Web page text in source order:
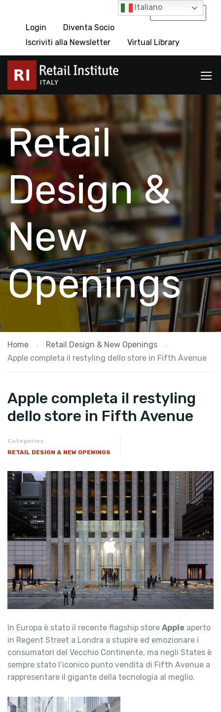
International
Login
Diventa Socio
Iscriviti alla Newsletter
Virtual Library
Retail
Design &
New
Openings
Home
Retail Design & New Openings
Apple completa il restyling dello store in Fifth Avenue
Apple completa il restyling
dello store in Fifth Avenue
Categories
RETAIL DESIGN & NEW OPENINGS
In Europa è stato il recente flagship store Apple aperto
in Regent Street a Londra a stupire ed emozionare i
consumatori del Vecchio Continente, ma negli States è
sempre stato l’iconico punto vendita di Fifth Avenue a
rappresentare il gigante della tecnologia al meglio.
Italiano